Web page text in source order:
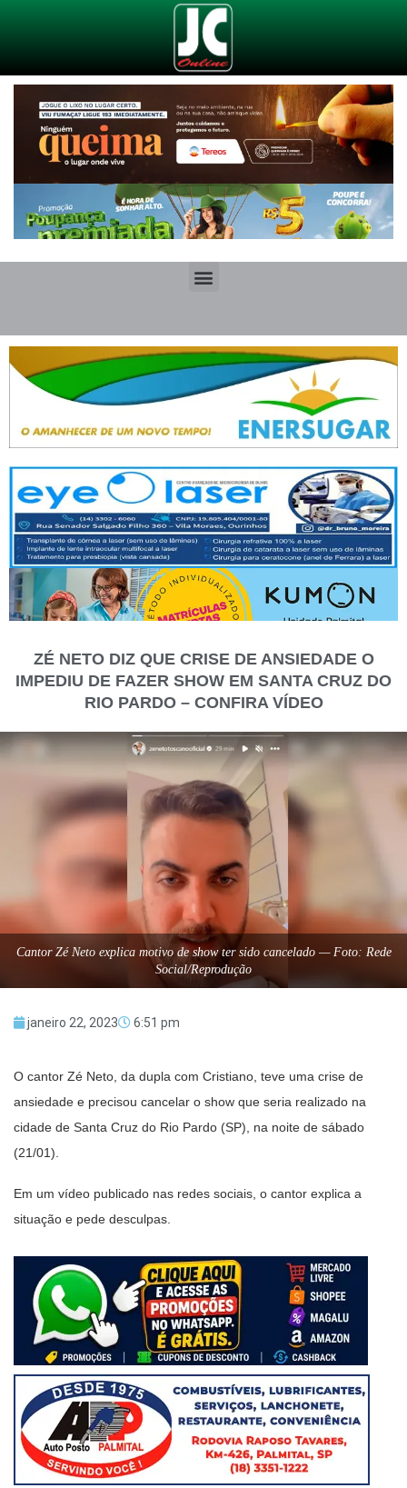
ZÉ NETO DIZ QUE CRISE DE ANSIEDADE O
IMPEDIU DE FAZER SHOW EM SANTA CRUZ DO
RIO PARDO – CONFIRA VÍDEO
Cantor Zé Neto explica motivo de show ter sido cancelado — Foto: Rede
Social/Reprodução
janeiro 22, 2023 6:51 pm
O cantor Zé Neto, da dupla com Cristiano, teve uma crise de
ansiedade e precisou cancelar o show que seria realizado na
cidade de Santa Cruz do Rio Pardo (SP), na noite de sábado
(21/01).
Em um vídeo publicado nas redes sociais, o cantor explica a
situação e pede desculpas.